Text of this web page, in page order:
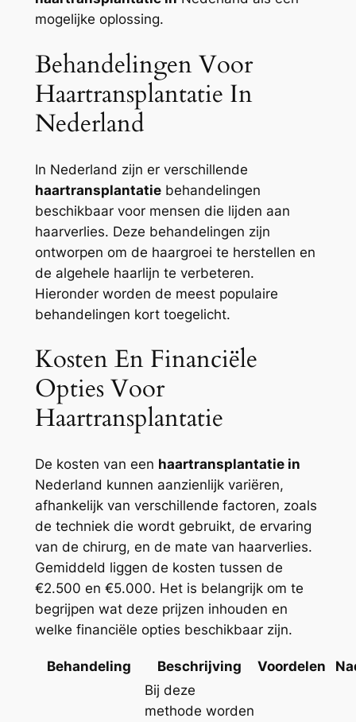
mogelijke oplossing.
Behandelingen Voor
Haartransplantatie In
Nederland
In Nederland zijn er verschillende
haartransplantatiebehandelingen
beschikbaar voor mensen die lijden aan
haarverlies. Deze behandelingen zijn
ontworpen om de haargroei te herstellen en
de algehele haarlijn te verbeteren.
Hieronder worden de meest populaire
behandelingen kort toegelicht.
Kosten En Financiële
Opties Voor
Haartransplantatie
De kosten van een haartransplantatie in
Nederland kunnen aanzienlijk variëren,
afhankelijk van verschillende factoren, zoals
de techniek die wordt gebruikt, de ervaring
van de chirurg, en de mate van haarverlies.
Gemiddeld liggen de kosten tussen de
€2.500 en €5.000. Het is belangrijk om te
begrijpen wat deze prijzen inhouden en
welke financiële opties beschikbaar zijn.
Behandeling Beschrijving Voordelen
Bij deze
methode worden